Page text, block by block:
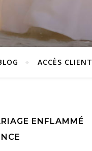
ACCÈS CLIENT
ENFLAMMÉ